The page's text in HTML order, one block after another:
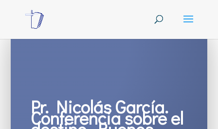
Pr. Nicolás García.
Conferencia sobre el